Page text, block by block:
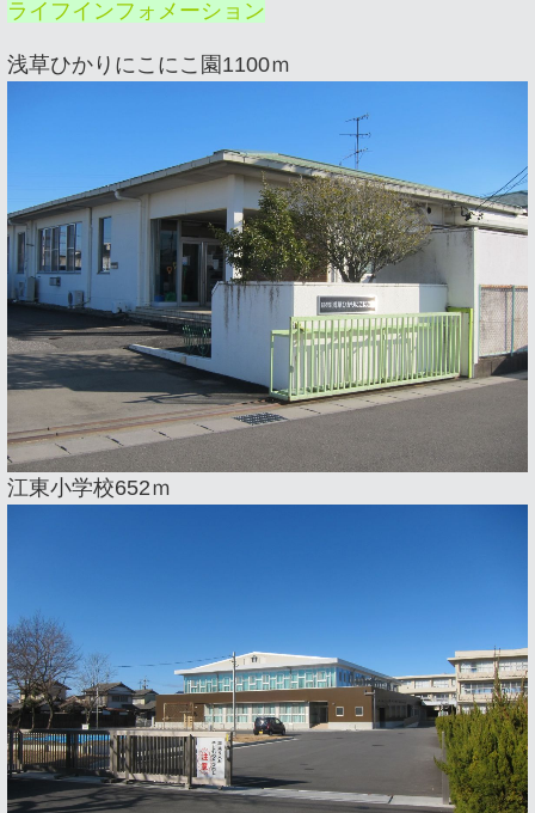
ライフインフォメーション
浅草ひかりにこにこ園1100ｍ
江東小学校652ｍ